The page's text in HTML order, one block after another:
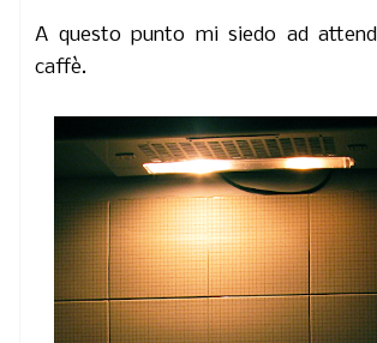
A questo punto mi siedo ad
caffè.